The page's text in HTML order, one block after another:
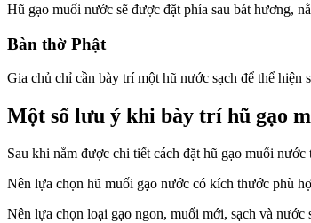
Hũ gạo muối nước sẽ được đặt phía sau bát hương,
Bàn thờ Phật
Gia chủ chỉ cần bày trí một hũ nước sạch để thể hiện
Một số lưu ý khi bày trí hũ gạo
Sau khi nắm được chi tiết cách đặt hũ gạo muối
Nên lựa chọn hũ muối gạo nước có kích thước phù
Nên lựa chọn loại gạo ngon, muối mới, sạch và nước